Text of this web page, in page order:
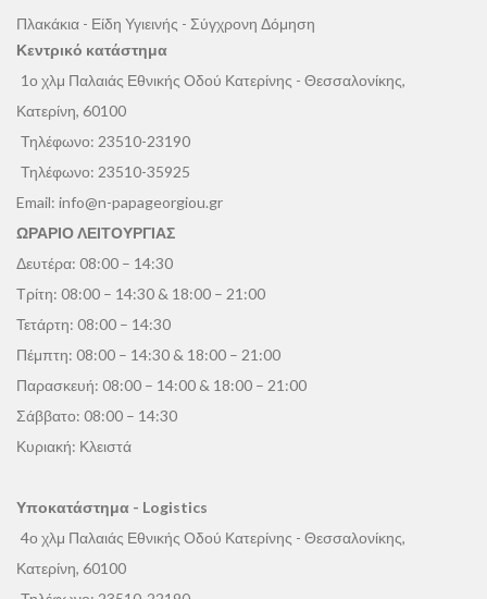
Πλακάκια - Είδη Υγιεινής - Σύγχρονη Δόμηση
Κεντρικό κατάστημα
1ο χλμ Παλαιάς Εθνικής Οδού Κατερίνης - Θεσσαλονίκης,
Κατερίνη, 60100
Τηλέφωνο: 23510-23190
Τηλέφωνο: 23510-35925
Email: info@n-papageorgiou.gr
ΩΡΑΡΙΟ ΛΕΙΤΟΥΡΓΙΑΣ
Δευτέρα: 08:00 – 14:30
Τρίτη: 08:00 – 14:30 & 18:00 – 21:00
Τετάρτη: 08:00 – 14:30
Πέμπτη: 08:00 – 14:30 & 18:00 – 21:00
Παρασκευή: 08:00 – 14:00 & 18:00 – 21:00
Σάββατο: 08:00 – 14:30
Κυριακή: Κλειστά
Υποκατάστημα - Logistics
4ο χλμ Παλαιάς Εθνικής Οδού Κατερίνης - Θεσσαλονίκης,
Κατερίνη, 60100